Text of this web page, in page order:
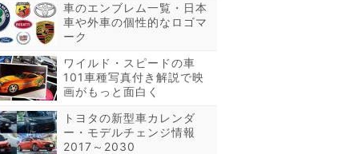
車のエンブレム一覧・日本
車や外車の個性的なロゴマ
ーク
ワイルド・スピードの車
101車種写真付き解説で映
画がもっと面白く
トヨタの新型車カレンダ
ー・モデルチェンジ情報
2017～2030